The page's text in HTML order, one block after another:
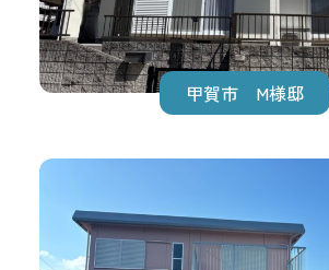
甲賀市 M様邸